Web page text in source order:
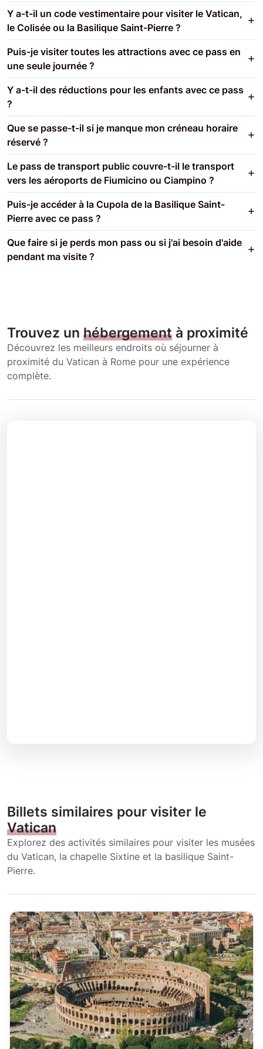
Y a-t-il un code vestimentaire pour visiter le Vatican,
le Colisée ou la Basilique Saint-Pierre ?
Puis-je visiter toutes les attractions avec ce pass en
une seule journée ?
Y a-t-il des réductions pour les enfants avec ce pass
?
Que se passe-t-il si je manque mon créneau horaire
réservé ?
Le pass de transport public couvre-t-il le transport
vers les aéroports de Fiumicino ou Ciampino ?
Puis-je accéder à la Cupola de la Basilique Saint-
Pierre avec ce pass ?
Que faire si je perds mon pass ou si j'ai besoin d'aide
pendant ma visite ?
Trouvez un hébergement à proximité
Découvrez les meilleurs endroits où séjourner à
proximité du Vatican à Rome pour une expérience
complète.
Billets similaires pour visiter le
Vatican
Explorez des activités similaires pour visiter les musées
du Vatican, la chapelle Sixtine et la basilique Saint-
Pierre.